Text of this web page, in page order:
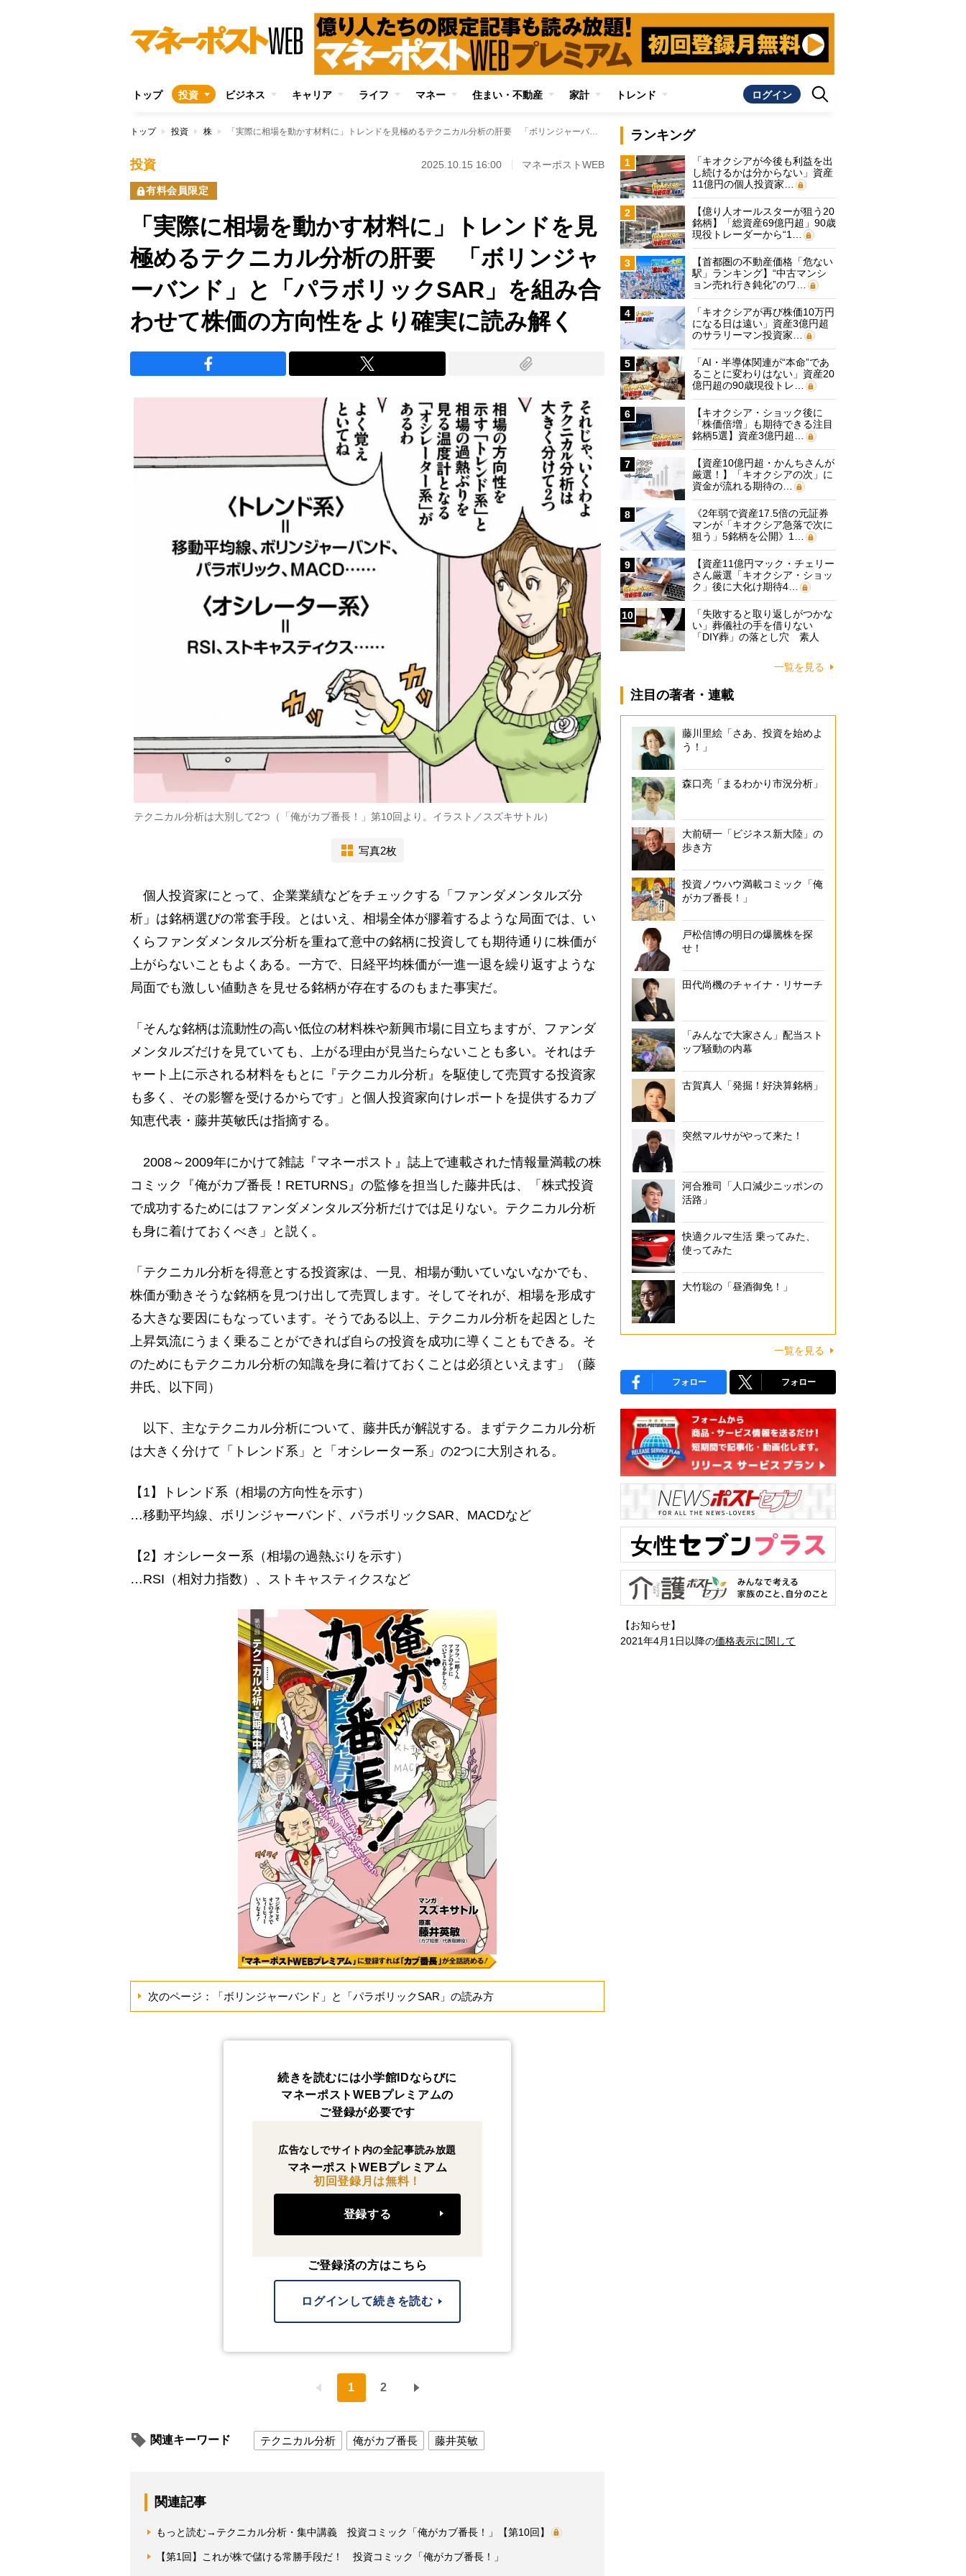
トップ 投資 ビジネス キャリア ライフ マネー 住まい・不動産 家計 トレンド ログイン
トップ 投資 株 「実際に相場を動かす材料に」トレンドを見極めるテクニカル分析の肝要 「ボリンジャーバンド」と「パラボリックSAR」を組み合わせて株価の方向性をより確実に読み解く
投資 2025.10.15 16:00 マネーポストWEB
有料会員限定
「実際に相場を動かす材料に」トレンドを見
極めるテクニカル分析の肝要 「ボリンジャ
ーバンド」と「パラボリックSAR」を組み合
わせて株価の方向性をより確実に読み解く
テクニカル分析は大別して2つ（「俺がカブ番長！」第10回より。イラスト／スズキサトル）
写真2枚
個人投資家にとって、企業業績などをチェックする「ファンダメンタルズ分
析」は銘柄選びの常套手段。とはいえ、相場全体が膠着するような局面では、い
くらファンダメンタルズ分析を重ねて意中の銘柄に投資しても期待通りに株価が
上がらないこともよくある。一方で、日経平均株価が一進一退を繰り返すような
局面でも激しい値動きを見せる銘柄が存在するのもまた事実だ。
「そんな銘柄は流動性の高い低位の材料株や新興市場に目立ちますが、ファンダ
メンタルズだけを見ていても、上がる理由が見当たらないことも多い。それはチ
ャート上に示される材料をもとに『テクニカル分析』を駆使して売買する投資家
も多く、その影響を受けるからです」と個人投資家向けレポートを提供するカブ
知恵代表・藤井英敏氏は指摘する。
2008～2009年にかけて雑誌『マネーポスト』誌上で連載された情報量満載の株
コミック『俺がカブ番長！RETURNS』の監修を担当した藤井氏は、「株式投資
で成功するためにはファンダメンタルズ分析だけでは足りない。テクニカル分析
も身に着けておくべき」と説く。
「テクニカル分析を得意とする投資家は、一見、相場が動いていないなかでも、
株価が動きそうな銘柄を見つけ出して売買します。そしてそれが、相場を形成す
る大きな要因にもなっています。そうである以上、テクニカル分析を起因とした
上昇気流にうまく乗ることができれば自らの投資を成功に導くこともできる。そ
のためにもテクニカル分析の知識を身に着けておくことは必須といえます」（藤
井氏、以下同）
以下、主なテクニカル分析について、藤井氏が解説する。まずテクニカル分析
は大きく分けて「トレンド系」と「オシレーター系」の2つに大別される。
【1】トレンド系（相場の方向性を示す）
…移動平均線、ボリンジャーバンド、パラボリックSAR、MACDなど
【2】オシレーター系（相場の過熱ぶりを示す）
…RSI（相対力指数）、ストキャスティクスなど
次のページ：「ボリンジャーバンド」と「パラボリックSAR」の読み方
続きを読むには小学館IDならびに
マネーポストWEBプレミアムの
ご登録が必要です
広告なしでサイト内の全記事読み放題
マネーポストWEBプレミアム
初回登録月は無料！
登録する
ご登録済の方はこちら
ログインして続きを読む
1 2
関連キーワード テクニカル分析 俺がカブ番長 藤井英敏
関連記事
もっと読む→テクニカル分析・集中講義 投資コミック「俺がカブ番長！」【第10回】
【第1回】これが株で儲ける常勝手段だ！ 投資コミック「俺がカブ番長！」
ランキング
1
「キオクシアが今後も利益を出
し続けるかは分からない」資産
11億円の個人投資家…
2
【億り人オールスターが狙う20
銘柄】「総資産69億円超」90歳
現役トレーダーから“1…
3
【首都圏の不動産価格「危ない
駅」ランキング】“中古マンシ
ョン売れ行き鈍化”のワ…
4
「キオクシアが再び株価10万円
になる日は遠い」資産3億円超
のサラリーマン投資家…
5
「AI・半導体関連が“本命”であ
ることに変わりはない」資産20
億円超の90歳現役トレ…
6
【キオクシア・ショック後に
「株価倍増」も期待できる注目
銘柄5選】資産3億円超…
7
【資産10億円超・かんちさんが
厳選！】「キオクシアの次」に
資金が流れる期待の…
8
《2年弱で資産17.5倍の元証券
マンが「キオクシア急落で次に
狙う」5銘柄を公開》1…
9
【資産11億円マック・チェリー
さん厳選「キオクシア・ショッ
ク」後に大化け期待4…
10
「失敗すると取り返しがつかな
い」葬儀社の手を借りない
「DIY葬」の落とし穴 素人
一覧を見る
注目の著者・連載
藤川里絵「さあ、投資を始めよ
う！」
森口亮「まるわかり市況分析」
大前研一「ビジネス新大陸」の
歩き方
投資ノウハウ満載コミック「俺
がカブ番長！」
戸松信博の明日の爆騰株を探
せ！
田代尚機のチャイナ・リサーチ
「みんなで大家さん」配当スト
ップ騒動の内幕
古賀真人「発掘！好決算銘柄」
突然マルサがやって来た！
河合雅司「人口減少ニッポンの
活路」
快適クルマ生活 乗ってみた、
使ってみた
大竹聡の「昼酒御免！」
一覧を見る
フォロー フォロー
【お知らせ】
2021年4月1日以降の価格表示に関して